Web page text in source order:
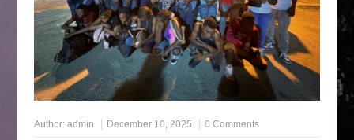
Author: admin December 10, 2025 0 Comments